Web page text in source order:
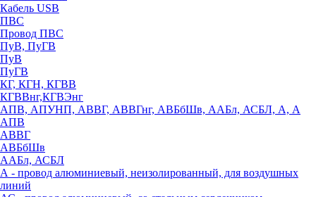
Кабель USB
ПВС
Провод ПВС
ПуВ, ПуГВ
ПуВ
ПуГВ
КГ, КГН, КГВВ
КГВВнг,КГВЭнг
АПВ, АПУНП, АВВГ, АВВГнг, АВБбШв, ААБл, АСБЛ, А, А
АПВ
АВВГ
АВБбШв
ААБл, АСБЛ
А - провод алюминиевый, неизолированный, для воздушных
линий